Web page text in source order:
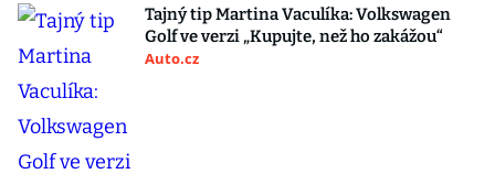
Tajný tip Martina Vaculíka: Volkswagen
Golf ve verzi „Kupujte, než ho zakážou“
Auto.cz